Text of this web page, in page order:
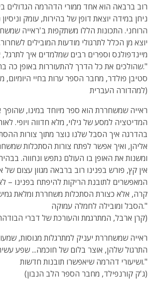
ניחן במידה יוצאת דופן של בהירות, עומק
הרוחני. התכונות הללו משתקפות ב'ראייה
יוצא מן הכלל לתרגולי מודעות המובילים
מיינדפולנס וספרים רבים שמלמדים איך
שהולכים את כל הדרך להתעוררות באופן כה בהיר ומדויק."
למהדורה העברית)
המדיטציה למסע של גילוי, מלא חדווה ויופי.
בהדרגה איך הסבל שלנו נוצר מתוך צורות
אליהן, ואיך אפשר לפתח צורות הסתכלות
ומשנות את האופן בו העולם נתפש ונחווה.
אין קץ, פורש בפנינו רוב ברבאה מגוון עצום של
המאפשרים לתובנת הריקות להיפתח בפנינו –
קרה, אלא כצורת הסתכלות משחררת ומלאת
הסבל ומובילה לחמלה עמוקה."
(קרן ארבל, המתרגמת והעורכת של דברי הבודהה)
התרגול שלהן, אוצר בלום של חוכמה... שפע
ושיעורי דהרמה שיאפשרו תובנות חדשות."
(ג'ק קורנפילד, מחבר הספר הלב הנבון)